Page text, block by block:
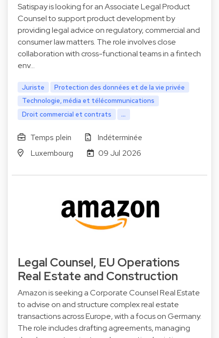
Satispay is looking for an Associate Legal Product
Counsel to support product development by
providing legal advice on regulatory, commercial and
consumer law matters. The role involves close
collaboration with cross-functional teams in a fintech
env…
Juriste
Protection des données et de la vie privée
Technologie, média et télécommunications
Droit commercial et contrats
...
Temps plein
Indéterminée
Luxembourg
09 Jul 2026
Legal Counsel, EU Operations
Real Estate and Construction
Amazon is seeking a Corporate Counsel Real Estate
to advise on and structure complex real estate
transactions across Europe, with a focus on Germany.
The role includes drafting agreements, managing